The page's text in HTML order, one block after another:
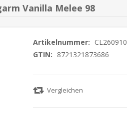
Vanilla Melee 98
Artikelnummer:
GTIN: 8721321873686